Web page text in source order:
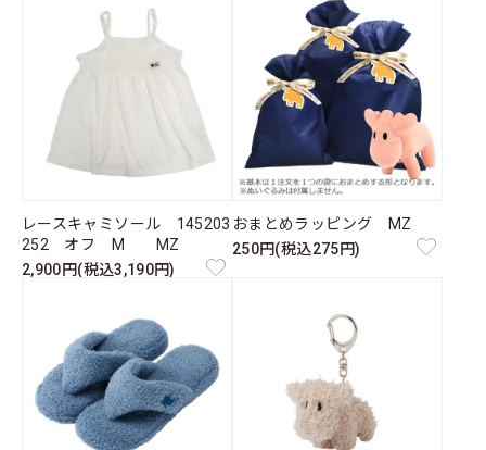
レースキャミソール 145203
252 オフ M MZ
2,900円(税込3,190円)
おまとめラッピング MZ
250円(税込275円)